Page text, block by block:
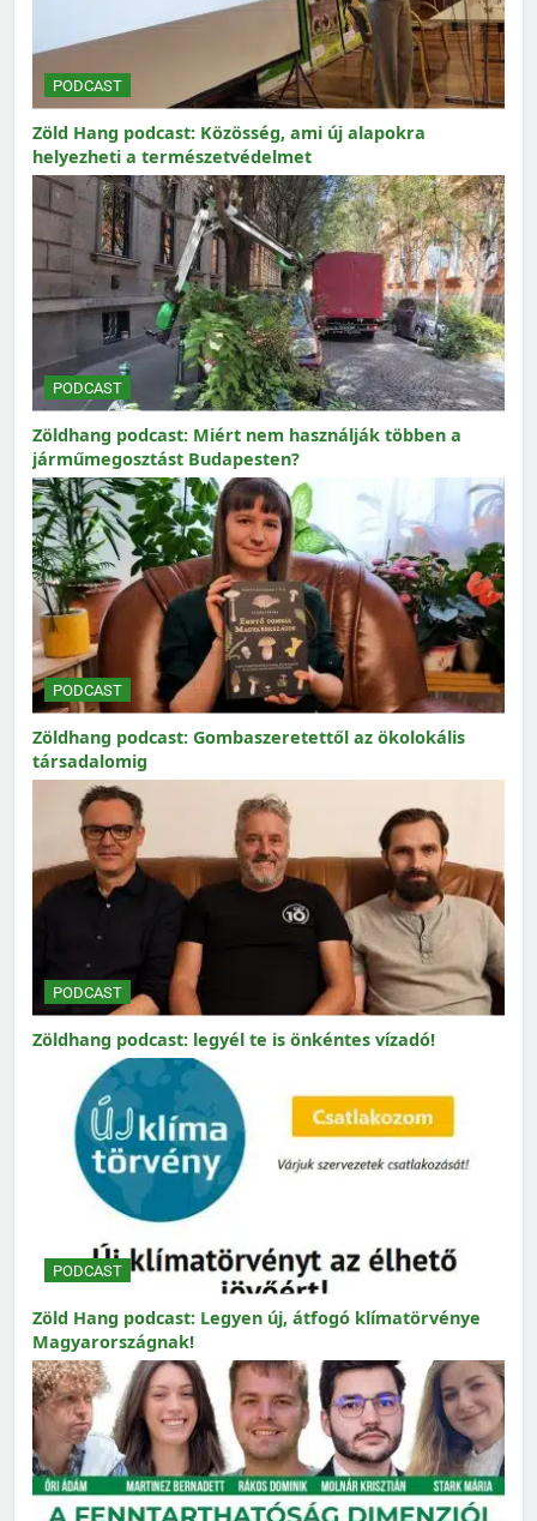
PODCAST
Zöld Hang podcast: Közösség, ami új alapokra
helyezheti a természetvédelmet
PODCAST
Zöldhang podcast: Miért nem használják többen a
járműmegosztást Budapesten?
PODCAST
Zöldhang podcast: Gombaszeretettől az ökolokális
társadalomig
PODCAST
Zöldhang podcast: legyél te is önkéntes vízadó!
PODCAST
Zöld Hang podcast: Legyen új, átfogó klímatörvénye
Magyarországnak!